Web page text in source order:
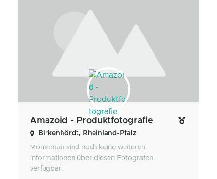
Amazoid - Produktfotografie
Birkenhördt, Rheinland-Pfalz
Momentan sind noch keine weiteren
Informationen über diesen Fotografen
verfügbar.